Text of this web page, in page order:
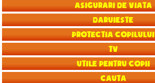
Asigurari de viata
Daruieste
Protectia copilului
TV
Utile pentru copii
Cauta